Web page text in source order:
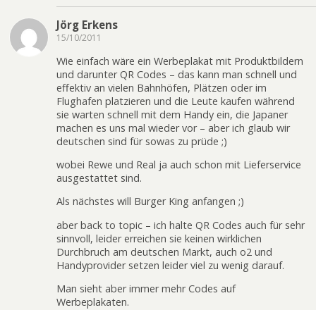
Jörg Erkens
15/10/2011
Wie einfach wäre ein Werbeplakat mit Produktbildern
und darunter QR Codes – das kann man schnell und
effektiv an vielen Bahnhöfen, Plätzen oder im
Flughafen platzieren und die Leute kaufen während
sie warten schnell mit dem Handy ein, die Japaner
machen es uns mal wieder vor – aber ich glaub wir
deutschen sind für sowas zu prüde ;)
wobei Rewe und Real ja auch schon mit Lieferservice
ausgestattet sind.
Als nächstes will Burger King anfangen ;)
aber back to topic – ich halte QR Codes auch für sehr
sinnvoll, leider erreichen sie keinen wirklichen
Durchbruch am deutschen Markt, auch o2 und
Handyprovider setzen leider viel zu wenig darauf.
Man sieht aber immer mehr Codes auf
Werbeplakaten.